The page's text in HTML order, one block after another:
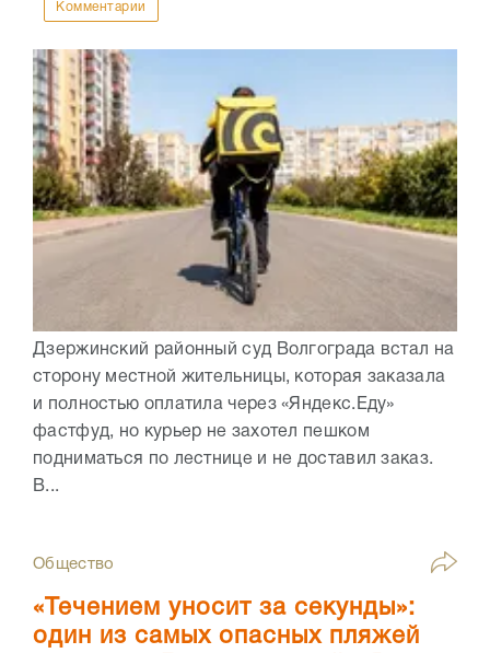
Комментарии
Дзержинский районный суд Волгограда встал на
сторону местной жительницы, которая заказала
и полностью оплатила через «Яндекс.Еду»
фастфуд, но курьер не захотел пешком
подниматься по лестнице и не доставил заказ.
В...
Общество
«Течением уносит за секунды»:
один из самых опасных пляжей